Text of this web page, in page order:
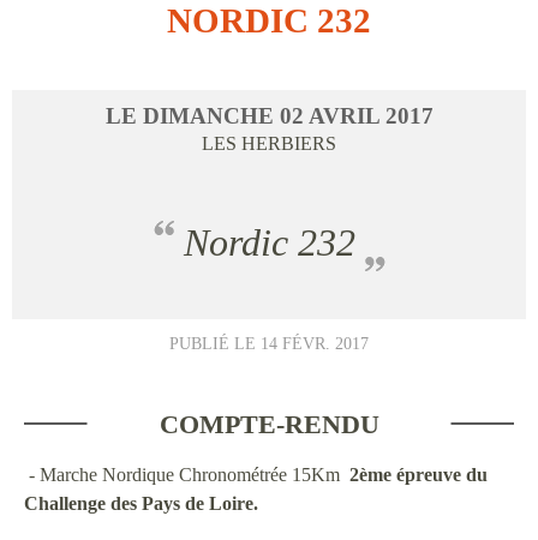
NORDIC 232
LE DIMANCHE 02 AVRIL 2017
LES HERBIERS
Nordic 232
PUBLIÉ LE 14 FÉVR. 2017
COMPTE-RENDU
- Marche Nordique Chronométrée 15Km 2ème épreuve du
Challenge des Pays de Loire.